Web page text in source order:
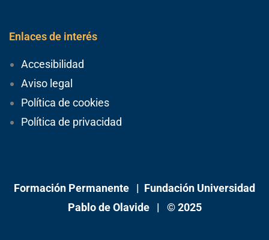
Enlaces de interés
Accesibilidad
Aviso legal
Política de cookies
Política de privacidad
Formación Permanente | Fundación Universidad
Pablo de Olavide| © 2025